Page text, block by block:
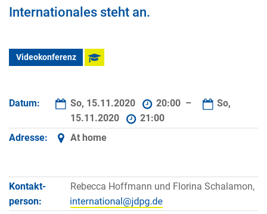
Internationales steht an.
Videokonferenz
Datum: So, 15.11.2020 20:00 –
So,
15.11.2020
21:00
Adresse:
At home
Kontakt­
person:
Rebecca Hoffmann und Florina Schalamon,